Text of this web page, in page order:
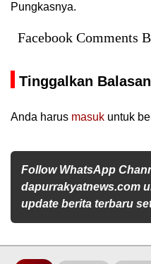
Pungkasnya.
Facebook Comments
Tinggalkan Balasan
Anda harus masuk untuk
Follow WhatsApp
dapurrakyatnews.com
update berita terbaru